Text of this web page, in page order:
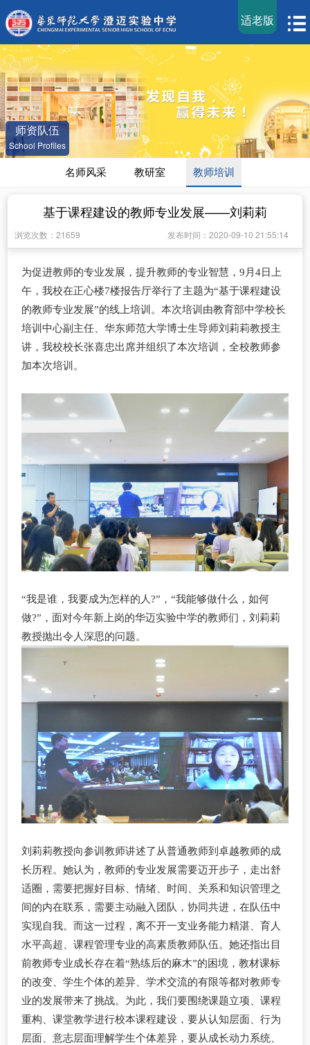
适老版
师资队伍
School Profiles
名师风采 教研室 教师培训
基于课程建设的教师专业发展——刘莉莉
浏览次数：21659 发布时间：2020-09-10 21:55:14
为促进教师的专业发展，提升教师的专业智慧，9月4日上
午，我校在正心楼7楼报告厅举行了主题为“基于课程建设
的教师专业发展”的线上培训。本次培训由教育部中学校长
培训中心副主任、华东师范大学博士生导师刘莉莉教授主
讲，我校校长张喜忠出席并组织了本次培训，全校教师参
加本次培训。
“我是谁，我要成为怎样的人?”，“我能够做什么 ，如何
做?”，面对今年新上岗的华迈实验中学的教师们，刘莉莉
教授抛出令人深思的问题。
刘莉莉教授向参训教师讲述了从普通教师到卓越教师的成
长历程。她认为，教师的专业发展需要迈开步子，走出舒
适圈，需要把握好目标、情绪、时间、关系和知识管理之
间的内在联系，需要主动融入团队，协同共进，在队伍中
实现自我。而这一过程，离不开一支业务能力精湛、育人
水平高超、课程管理专业的高素质教师队伍。她还指出目
前教师专业成长存在着“熟练后的麻木”的困境，教材课标
的改变、学生个体的差异、学术交流的有限等都对教师专
业的发展带来了挑战。为此，我们要围绕课题立项、课程
重构、课堂教学进行校本课程建设，要从认知层面、行为
层面、意志层面理解学生个体差异，要从成长动力系统、